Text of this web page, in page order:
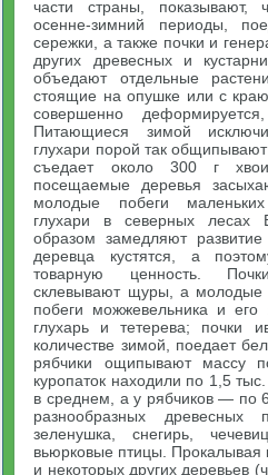
части страны, показывают,
осенне-зимний периоды,
сережки, а также почки и
других древесных и
объедают отдельные
стоящие на опушке или с
совершенно
Питающиеся зимой
глухари порой так
съедает около 300 г
посещаемые деревья
молодые побеги
глухари в северных лесах
образом замедляют
деревца кустятся, а
товарную ценность.
склевывают щуры, а
побеги можжевельника и
глухарь и тетерева; почки
количестве зимой, поедает
рябчики ощипывают массу
куропаток находили по 1,5
в среднем, а у рябчиков — по
разнообразных древесных
зеленушка, снегирь,
вьюрковые птицы. Прокалывая
и некоторых других деревьев